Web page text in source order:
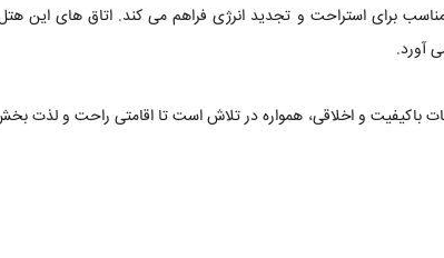
مناسب برای استراحت و تجدید انرژی فراهم می کند. اتاق های این
آورد.
باکیفیت و اخلاقی، همواره در تلاش است تا اقامتی راحت و لذت